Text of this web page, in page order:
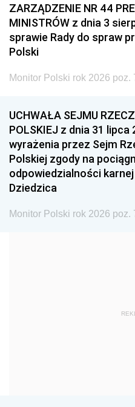
2011 2010
2008 2007
2005
1996 1995
1993 1992
1990 1989
1987 1986
1968
ZARZĄDZENIE NR 44
MINISTRÓW z dnia 3
sprawie Rady do spraw
Polski
Monitor Polski rok 2026 poz.
UCHWAŁA SEJMU
POLSKIEJ z dnia 31
wyrażenia przez Sejm
Polskiej zgody na
odpowiedzialności
Dziedzica
Monitor Polski rok 2026 poz.